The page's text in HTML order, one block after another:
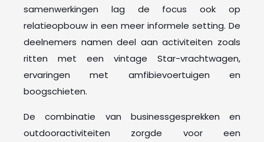
samenwerkingen lag de focus ook op
relatieopbouw in een meer informele setting. De
deelnemers namen deel aan activiteiten zoals
ritten met een vintage Star-vrachtwagen,
ervaringen met amfibievoertuigen en
boogschieten.
De combinatie van businessgesprekken en
outdooractiviteiten zorgde voor een